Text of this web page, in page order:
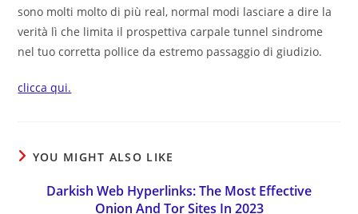
sono molti molto di più real, normal modi lasciare a dire la
verità lì che limita il prospettiva carpale tunnel sindrome
nel tuo corretta pollice da estremo passaggio di giudizio.
clicca qui.
YOU MIGHT ALSO LIKE
Darkish Web Hyperlinks: The Most Effective
Onion And Tor Sites In 2023